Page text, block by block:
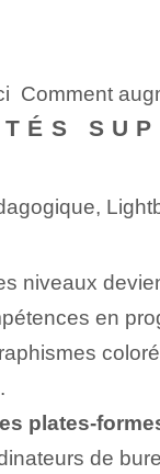
Comment
niveaux
en
plates-
de